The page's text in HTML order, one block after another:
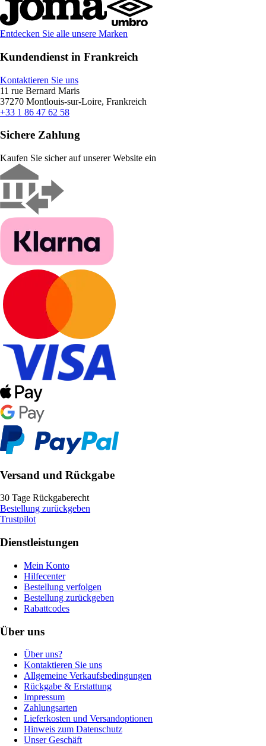
Entdecken Sie alle unsere Marken
Kundendienst in Frankreich
Kontaktieren Sie uns
11 rue Bernard Maris
37270 Montlouis-sur-Loire, Frankreich
+33 1 86 47 62 58
Sichere Zahlung
Kaufen Sie sicher auf unserer Website ein
Versand und Rückgabe
30 Tage Rückgaberecht
Bestellung zurückgeben
Trustpilot
Dienstleistungen
Mein Konto
Hilfecenter
Bestellung verfolgen
Bestellung zurückgeben
Rabattcodes
Über uns
Über uns?
Kontaktieren Sie uns
Allgemeine Verkaufsbedingungen
Rückgabe & Erstattung
Impressum
Zahlungsarten
Lieferkosten und Versandoptionen
Hinweis zum Datenschutz
Unser Geschäft